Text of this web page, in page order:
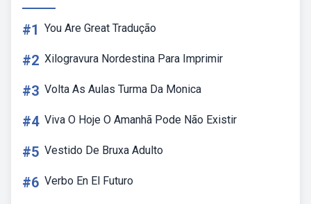
#1 You Are Great Tradução
#2 Xilogravura Nordestina Para Imprimir
#3 Volta As Aulas Turma Da Monica
#4 Viva O Hoje O Amanhã Pode Não Existir
#5 Vestido De Bruxa Adulto
#6 Verbo En El Futuro